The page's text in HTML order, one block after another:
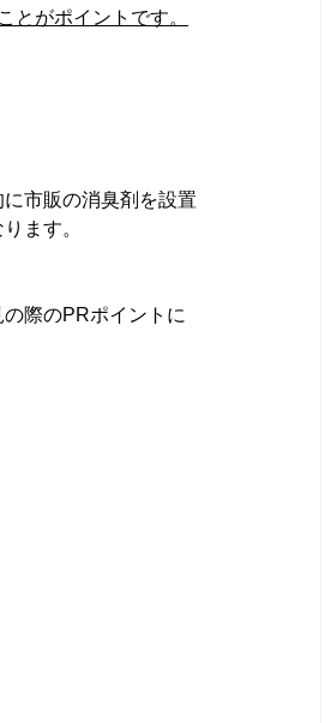
とがポイントです。
市販の消臭剤を設置
ます。
際のPRポイントに